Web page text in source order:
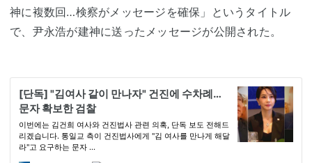
神に複数回…検察がメッセージを確保」というタイトル
で、尹永浩が建神に送ったメッセージが公開された。